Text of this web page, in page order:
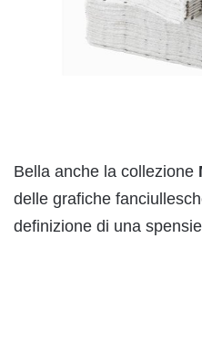
Bella anche la collezione
delle grafiche
definizione di una